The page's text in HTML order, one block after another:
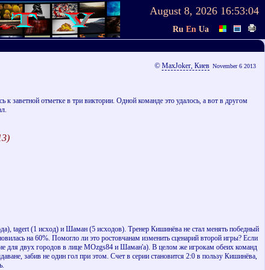
August 8, 2026 16:53:04
Ru En Ua
© MaxJoker, Киев November 6 2013
заветной отметке в три виктории. Одной команде это удалось, а вот в другом
tagert (1 исход) и Шаман (5 исходов). Тренер Кишинёва не стал менять победный
на 60%. Помогло ли это ростовчанам изменить сценарий второй игры? Если
для двух городов в лице MOzgs84 и Шаман'а). В целом же игрокам обеих команд
забив не один гол при этом. Счет в серии становится 2:0 в пользу Кишинёва,